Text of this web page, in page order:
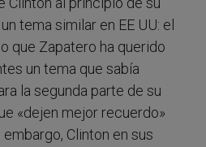
tema similar en EE UU: el
que Zapatero ha querido
un tema que sabía
la segunda parte de su
«dejen mejor recuerdo»
Clinton en sus